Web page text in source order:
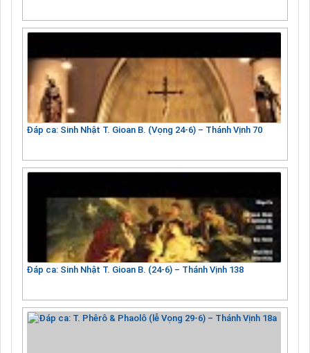
Đáp ca: Sinh Nhật T. Gioan B. (Vọng 24-6) – Thánh Vịnh 70
Đáp ca: Sinh Nhật T. Gioan B. (24-6) – Thánh Vịnh 138